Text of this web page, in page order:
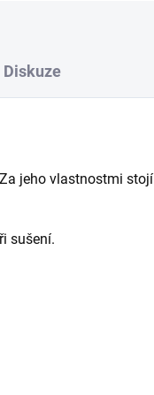
Diskuze
jeho vlastnostmi stojí
sušení.